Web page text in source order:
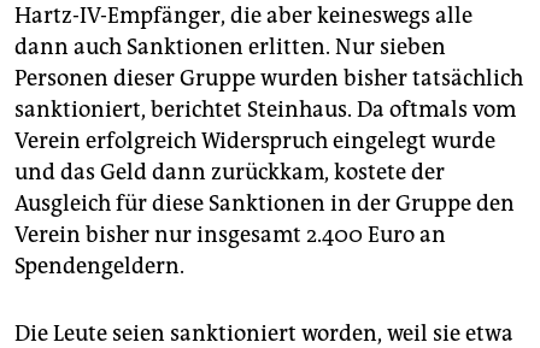
Hartz-IV-Empfänger, die aber keineswegs alle
dann auch Sanktionen erlitten. Nur sieben
Personen dieser Gruppe wurden bisher tatsächlich
sanktioniert, berichtet Steinhaus. Da oftmals vom
Verein erfolgreich Widerspruch eingelegt wurde
und das Geld dann zurückkam, kostete der
Ausgleich für diese Sanktionen in der Gruppe den
Verein bisher nur insgesamt 2.400 Euro an
Spendengeldern.
Die Leute seien sanktioniert worden, weil sie etwa